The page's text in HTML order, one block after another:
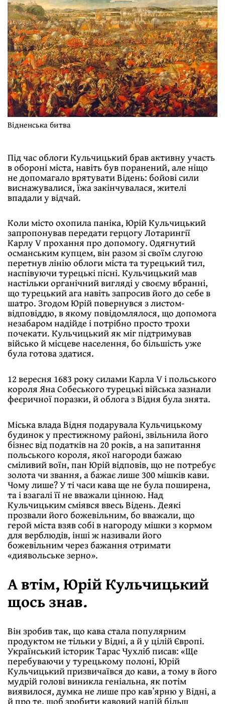
Відненська битва
Під час облоги Кульчицький брав активну участь
в обороні міста, навіть був поранений, але ніщо
не допомагало врятувати Відень: бойові сили
виснажувалися, їжа закінчувалася, жителі
впадали у відчай.
Коли місто охопила паніка, Юрій Кульчицький
запропонував передати герцогу Лотарингії
Карлу V прохання про допомогу. Одягнутий
османським купцем, він разом зі своїм слугою
перетнув лінію облоги міста та турецький тил,
наспівуючи турецькі пісні. Кульчицький мав
настільки органічний вигляді у своєму вбранні,
що турецький ага навіть запросив його до себе в
шатро. Згодом Юрій повернувся з листом-
відповіддю, в якому повідомлялося, що допомога
незабаром надійде і потрібно просто трохи
почекати. Кульчицький як міг підтримував
військо й місцеве населення, бо більшість уже
була готова здатися.
12 вересня 1683 року силами Карла V і польського
короля Яна Собеського турецькі війська зазнали
феєричної поразки, й облога з Відня була знята.
Міська влада Відня подарувала Кульчицькому
будинок у престижному районі, звільнила його
бізнес від податків на 20 років, а на запитання
польського короля, якої нагороди бажаю
сміливий воїн, пан Юрій відповів, що не потребує
золота чи звання, а бажає лише 300 мішків кави.
Чому лише? У ті часи кава ще не була поширена,
та і взагалі її не вважали цінною. Над
Кульчицьким сміявся ввесь Відень. Деякі
прозвали його божевільним, бо вважали, що
герой міста взяв собі в нагороду мішки з кормом
для верблюдів, інші ж називали його
божевільним через бажання отримати
«диявольське зерно».
А втім, Юрій Кульчицький
щось знав.
Він зробив так, що кава стала популярним
продуктом не тільки у Відні, а й у цілій Європі.
Український історик Тарас Чухліб писав: «Ще
перебуваючи у турецькому полоні, Юрій
Кульчицький призвичаївся до кави, а тому в його
мудрій голові виникла геніальна, як потім
виявилося, думка не лише про кавʼярню у Відні, а
й про те, щоб зробити кавовий напій більш